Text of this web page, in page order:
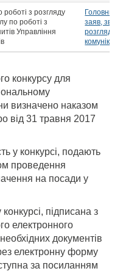
роботі з розгляду
по роботі з
Управління
Головний
заяв,
розгляду
конкурсу для
визначено наказом
від 31 травня 2017
у конкурсі, подають
проведення
на посади у
підписана з
електронного
документів
електронну форму
за посиланням